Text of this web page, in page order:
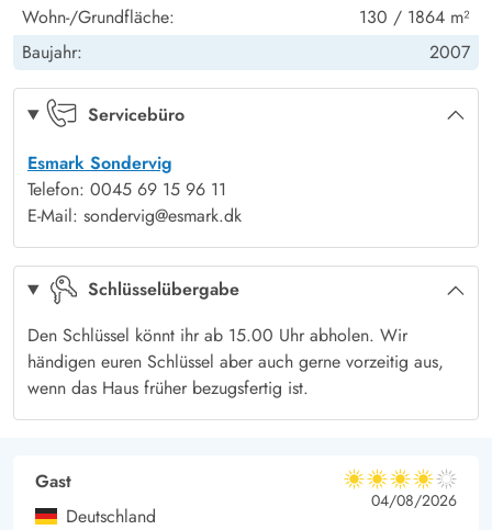
beherbergen. Die Schlafzimmer bieten ausreichend Ruhe und
Privatsphäre, sodass sich jeder schnell heimisch fühlen wird.
Dank der zwei Badezimmer kommt es auch morgens nicht zu
Engpässen, und die Fußbodenheizung sorgt in den Bädern für
Nach einem ereignisreichen Tag an der frischen Luft könnt ihr
in der hauseigenen Sauna und dem Whirlpool ausruhen und
neue Kraft tanken. Auch die praktischen Alltagshelfer, die
Waschmaschine und Trockner stehen euch zur Verfügung, um
euch den Stress des Packens vor der Anreise zu ersparen.
Schöner Außenbereich im Sletten 56
Das Haus punktet nicht nur mit seiner Inneneinrichtung,
sondern auch mit dem großzügigen Außenbereich. Auf der
entspannen und die Sonne genießen. Gartenmöbel und ein
Grill stehen bereit für kulinarische Abende im Freien. Für die
Wohn-/Grundfläche:
130 / 1864 m²
Baujahr:
2007
Servicebüro
Esmark Sondervig
Telefon: 0045 69 15 96 11
E-Mail: sondervig@esmark.dk
Schlüsselübergabe
Den Schlüssel könnt ihr ab 15.00 Uhr abholen. Wir
händigen euren Schlüssel aber auch gerne vorzeitig aus,
wenn das Haus früher bezugsfertig ist.
Gast
Deutschland
4 von 5
4 von 5
4 out of 5
04/08/2026